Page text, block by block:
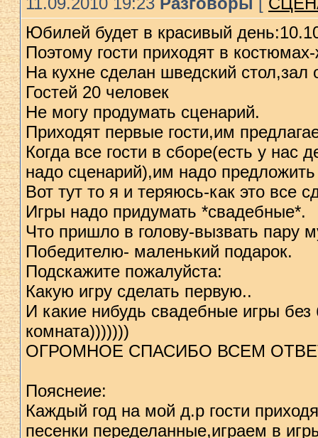
Юбилей будет в красивый
Поэтому гости приходят в
На кухне сделан шведский стол,зал
Гостей 20 человек
Не могу продумать сценарий.
Приходят первые гости,им
Когда все гости в сборе(есть у нас
надо сценарий),им надо
Вот тут то я и теряюсь-как это все
Игры надо придумать *свадебные*.
Что пришло в голову-вызвать пару
Победителю- маленький подарок.
Подскажите пожалуйста:
Какую игру сделать первую..
И какие нибудь свадебные игры
комната)))))))
ОГРОМНОЕ СПАСИБО ВСЕМ
Пояснеие:
Каждый год на мой д.р гости
песенки переделанные,играем в